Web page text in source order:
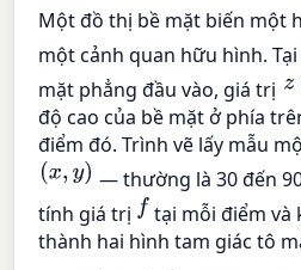
Một đồ thị bề mặt biến một
một cảnh quan hữu hình.
mặt phẳng đầu vào, giá trị z=
độ cao của bề mặt ở phía
điểm đó. Trình vẽ lấy mẫu
(x,y )
— thường là 30 đến
tính giá trị f tại mỗi điểm và
thành hai hình tam giác tô